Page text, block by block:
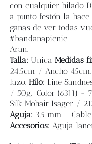
con cualquier hilado
a punto festón la
ganas de ver todas
#bandanapicnic
Aran.
Talla: Unica Medidas
24,5cm / Ancho
lazo. Hilo: Line
/ 50g. Color (6311) -
Silk Mohair Isager /
Aguja: 3.5 mm -
Accesorios: Aguja